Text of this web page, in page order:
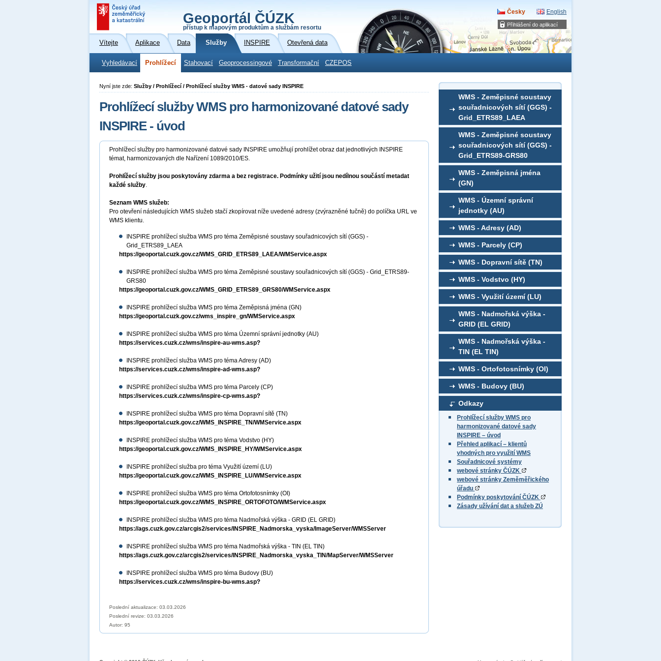
Přihlášení do aplikací
Geoportál ČÚZK
přístup k mapovým produktům a službám resortu
Česky English
Vítejte Aplikace Data Služby INSPIRE Otevřená data
Vyhledávací Prohlížecí Stahovací Geoprocessingové Transformační CZEPOS
WMS - Zeměpisné soustavy
souřadnicových sítí (GGS) -
Grid_ETRS89_LAEA
WMS - Zeměpisné soustavy
souřadnicových sítí (GGS) -
Grid_ETRS89-GRS80
WMS - Zeměpisná jména
(GN)
WMS - Územní správní
jednotky (AU)
WMS - Adresy (AD)
WMS - Parcely (CP)
WMS - Dopravní sítě (TN)
WMS - Vodstvo (HY)
WMS - Využití území (LU)
WMS - Nadmořská výška -
GRID (EL GRID)
WMS - Nadmořská výška -
TIN (EL TIN)
WMS - Ortofotosnímky (OI)
WMS - Budovy (BU)
Odkazy
Prohlížecí služby WMS pro
harmonizované datové sady
INSPIRE – úvod
Přehled aplikací – klientů
vhodných pro využití WMS
Souřadnicové systémy
webové stránky ČÚZK
webové stránky Zeměměřického
úřadu
Podmínky poskytování ČÚZK
Zásady užívání dat a služeb ZÚ
Nyní jste zde: Služby / Prohlížecí / Prohlížecí služby WMS - datové sady INSPIRE
Prohlížecí služby WMS pro harmonizované datové sady
INSPIRE - úvod
Prohlížecí služby pro harmonizované datové sady INSPIRE umožňují prohlížet obraz dat jednotlivých INSPIRE
témat, harmonizovaných dle Nařízení 1089/2010/ES.
Prohlížecí služby jsou poskytovány zdarma a bez registrace. Podmínky užití jsou nedílnou součástí metadat
každé služby.
Seznam WMS služeb:
Pro otevření následujících WMS služeb stačí zkopírovat níže uvedené adresy (zvýrazněné tučně) do políčka URL ve
WMS klientu.
INSPIRE prohlížecí služba WMS pro téma Zeměpisné soustavy souřadnicových sítí (GGS) -
Grid_ETRS89_LAEA
https://geoportal.cuzk.gov.cz/WMS_GRID_ETRS89_LAEA/WMService.aspx
INSPIRE prohlížecí služba WMS pro téma Zeměpisné soustavy souřadnicových sítí (GGS) - Grid_ETRS89-
GRS80
https://geoportal.cuzk.gov.cz/WMS_GRID_ETRS89_GRS80/WMService.aspx
INSPIRE prohlížecí služba WMS pro téma Zeměpisná jména (GN)
https://geoportal.cuzk.gov.cz/wms_inspire_gn/WMService.aspx
INSPIRE prohlížecí služba WMS pro téma Územní správní jednotky (AU)
https://services.cuzk.cz/wms/inspire-au-wms.asp?
INSPIRE prohlížecí služba WMS pro téma Adresy (AD)
https://services.cuzk.cz/wms/inspire-ad-wms.asp?
INSPIRE prohlížecí služba WMS pro téma Parcely (CP)
https://services.cuzk.cz/wms/inspire-cp-wms.asp?
INSPIRE prohlížecí služba WMS pro téma Dopravní sítě (TN)
https://geoportal.cuzk.gov.cz/WMS_INSPIRE_TN/WMService.aspx
INSPIRE prohlížecí služba WMS pro téma Vodstvo (HY)
https://geoportal.cuzk.gov.cz/WMS_INSPIRE_HY/WMService.aspx
INSPIRE prohlížecí služba pro téma Využití území (LU)
https://geoportal.cuzk.gov.cz/WMS_INSPIRE_LU/WMService.aspx
INSPIRE prohlížecí služba WMS pro téma Ortofotosnímky (OI)
https://geoportal.cuzk.gov.cz/WMS_INSPIRE_ORTOFOTO/WMService.aspx
INSPIRE prohlížecí služba WMS pro téma Nadmořská výška - GRID (EL GRID)
https://ags.cuzk.gov.cz/arcgis2/services/INSPIRE_Nadmorska_vyska/ImageServer/WMSServer
INSPIRE prohlížecí služba WMS pro téma Nadmořská výška - TIN (EL TIN)
https://ags.cuzk.gov.cz/arcgis2/services/INSPIRE_Nadmorska_vyska_TIN/MapServer/WMSServer
INSPIRE prohlížecí služba WMS pro téma Budovy (BU)
https://services.cuzk.cz/wms/inspire-bu-wms.asp?
Poslední aktualizace: 03.03.2026
Poslední revize: 03.03.2026
Autor: 95